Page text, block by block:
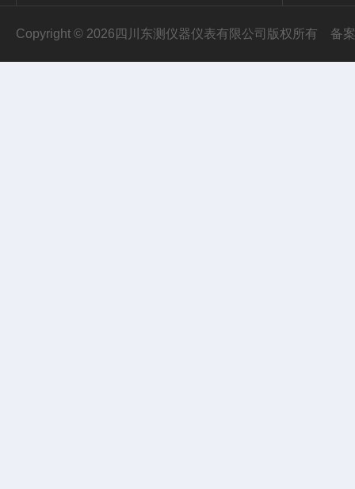
Copyright © 2026四川东测仪器仪表有限公司版权所有 备